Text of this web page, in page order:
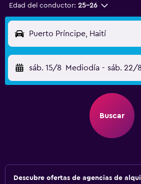
Edad del conductor: 25-26
Puerto Príncipe, Haití
sáb. 15/8 Mediodía - sáb. 22/
Buscar
Descubre ofertas de agencias de